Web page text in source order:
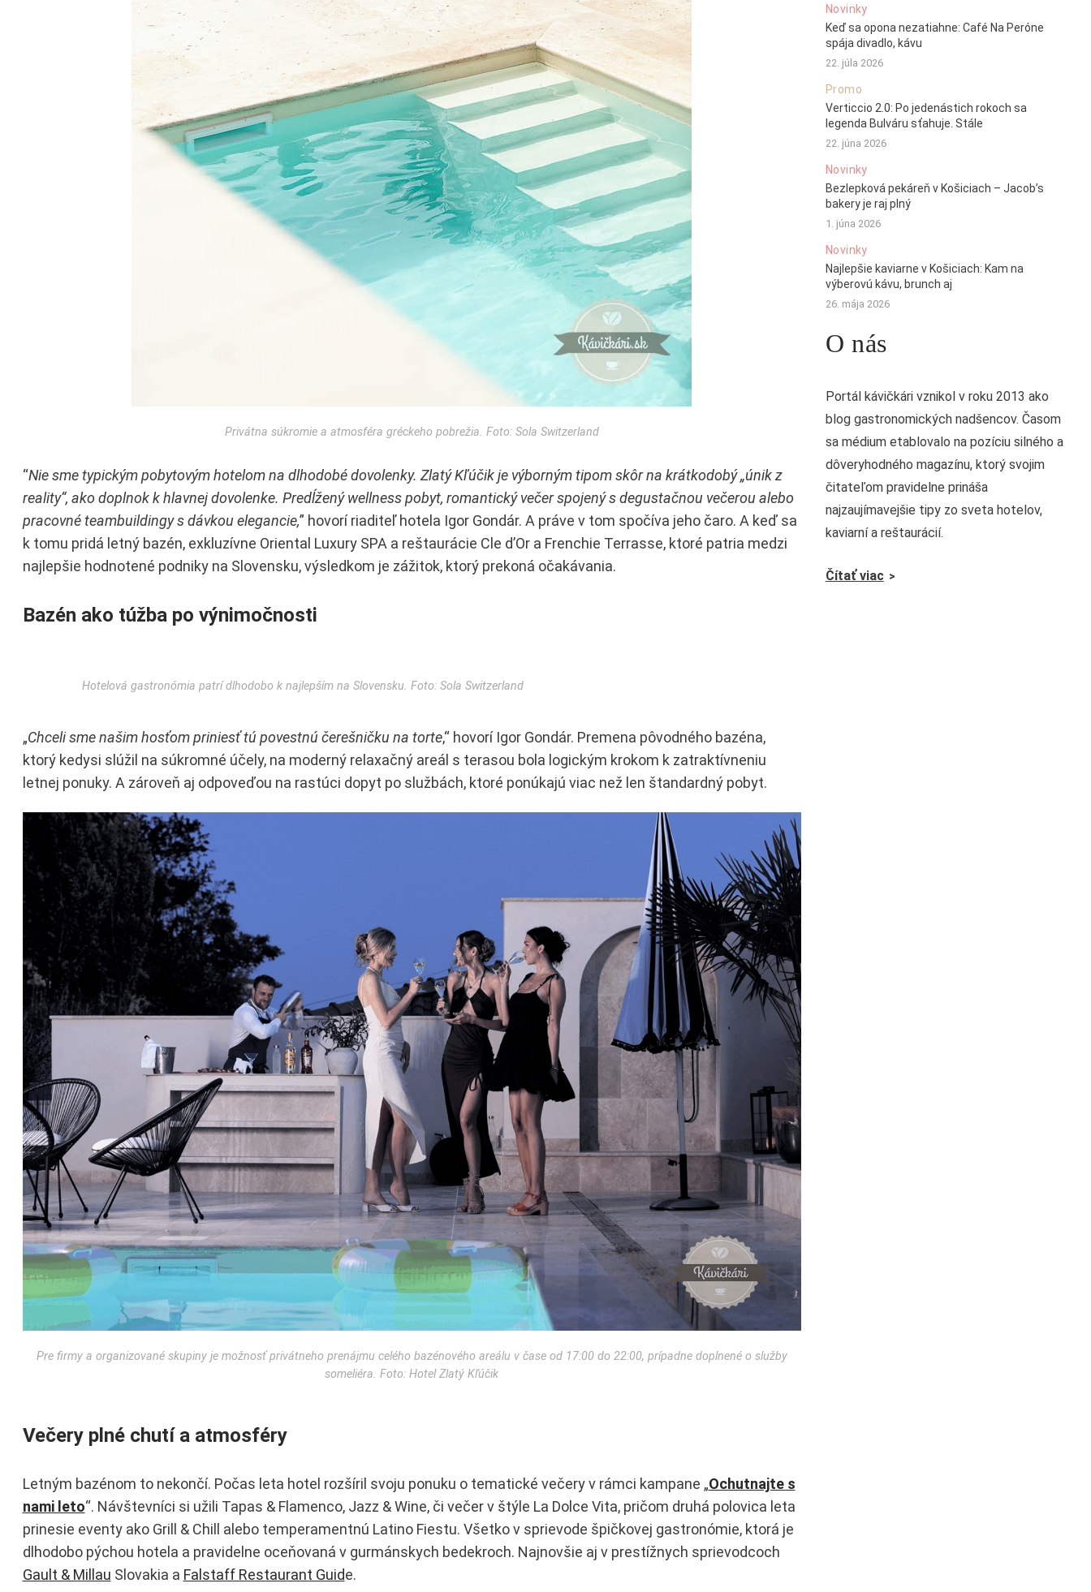
Privátna súkromie a atmosféra gréckeho pobrežia. Foto: Sola Switzerland
“Nie sme typickým pobytovým hotelom na dlhodobé dovolenky. Zlatý Kľúčik je výborným tipom skôr na krátkodobý „únik z
reality“, ako doplnok k hlavnej dovolenke. Predĺžený wellness pobyt, romantický večer spojený s degustačnou večerou alebo
pracovné teambuildingy s dávkou elegancie,” hovorí riaditeľ hotela Igor Gondár. A práve v tom spočíva jeho čaro. A keď sa
k tomu pridá letný bazén, exkluzívne Oriental Luxury SPA a reštaurácie Cle d’Or a Frenchie Terrasse, ktoré patria medzi
najlepšie hodnotené podniky na Slovensku, výsledkom je zážitok, ktorý prekoná očakávania.
Bazén ako túžba po výnimočnosti
Hotelová gastronómia patrí dlhodobo k najlepším na Slovensku. Foto: Sola Switzerland
„Chceli sme našim hosťom priniesť tú povestnú čerešničku na torte,“ hovorí Igor Gondár. Premena pôvodného bazéna,
ktorý kedysi slúžil na súkromné účely, na moderný relaxačný areál s terasou bola logickým krokom k zatraktívneniu
letnej ponuky. A zároveň aj odpoveďou na rastúci dopyt po službách, ktoré ponúkajú viac než len štandardný pobyt.
Pre firmy a organizované skupiny je možnosť privátneho prenájmu celého bazénového areálu v čase od 17:00 do 22:00, prípadne doplnené o služby
someliéra. Foto: Hotel Zlatý Kľúčik
Večery plné chutí a atmosféry
Letným bazénom to nekončí. Počas leta hotel rozšíril svoju ponuku o tematické večery v rámci kampane „Ochutnajte s
nami leto“. Návštevníci si užili Tapas & Flamenco, Jazz & Wine, či večer v štýle La Dolce Vita, pričom druhá polovica leta
prinesie eventy ako Grill & Chill alebo temperamentnú Latino Fiestu. Všetko v sprievode špičkovej gastronómie, ktorá je
dlhodobo pýchou hotela a pravidelne oceňovaná v gurmánskych bedekroch. Najnovšie aj v prestížnych sprievodcoch
Gault & Millau Slovakia a Falstaff Restaurant Guide.
Novinky
Keď sa opona nezatiahne: Café Na Peróne
spája divadlo, kávu
22. júla 2026
Promo
Verticcio 2.0: Po jedenástich rokoch sa
legenda Bulváru sťahuje. Stále
22. júna 2026
Novinky
Bezlepková pekáreň v Košiciach – Jacob’s
bakery je raj plný
1. júna 2026
Novinky
Najlepšie kaviarne v Košiciach: Kam na
výberovú kávu, brunch aj
26. mája 2026
O nás
Portál kávičkári vznikol v roku 2013 ako
blog gastronomických nadšencov. Časom
sa médium etablovalo na pozíciu silného a
dôveryhodného magazínu, ktorý svojim
čitateľom pravidelne prináša
najzaujímavejšie tipy zo sveta hotelov,
kaviarní a reštaurácií.
Čítať viac